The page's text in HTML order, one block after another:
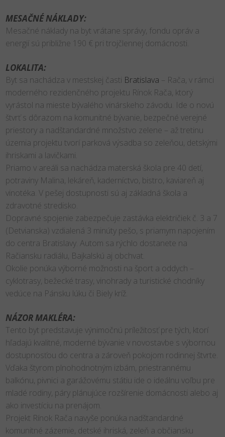
MESAČNÉ NÁKLADY:
Mesačné náklady na byt vrátane správy, fondu opráv a
energií sú približne 190 € pri trojčlennej domácnosti.
LOKALITA:
Byt sa nachádza v mestskej časti Bratislava – Rača, v rámci
moderného rezidenčného projektu Rínok Rača, ktorý
vyrástol na mieste bývalého vinárskeho závodu. Ide o novú
štvrť s dôrazom na komunitné bývanie, bezpečné verejné
priestory a nadštandardné množstvo zelene – až tretinu
územia projektu tvorí parková výsadba so zeleňou, detskými
ihriskami a lavičkami.
Priamo v areáli sa nachádza materská škola pre 40 detí,
potraviny Malina, lekáreň, kaderníctvo, bistro, kaviareň aj
vinotéka. V pešej dostupnosti sú aj základná škola a
zdravotné stredisko.
Dopravné spojenie zabezpečuje zastávka električiek č. 3 a 7
(Detvianska) vzdialená 3 minúty pešo, s priamym napojením
do centra Bratislavy. Autom sa rýchlo dostanete na
Račiansku radiálu, Bajkalskú aj obchvat.
Okolie ponúka výborné možnosti na šport a oddych –
cyklotrasy, bežecké trasy, vinohrady a turistické chodníky
vedúce na Pánsku lúku či Biely kríž.
NÁZOR MAKLÉRA:
Tento byt predstavuje výnimočnú príležitosť pre tých, ktorí
hľadajú kvalitné, moderné bývanie v novostavbe s výbornou
dostupnosťou do centra a zároveň pokojom rodinnej štvrte.
Vďaka štyrom plnohodnotným izbám, priestrannému
balkónu, pivnici a garážovému státiu ide o ideálnu voľbu pre
mladé rodiny, páry plánujúce rozšírenie domácnosti alebo aj
ako investíciu na prenájom.
Projekt Rínok Rača navyše ponúka nadštandardné
komunitné zázemie, detské ihriská, zeleň a občiansku